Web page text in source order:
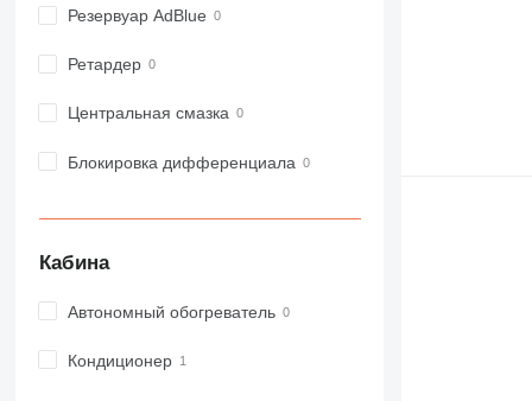
973
988
992
CB
D series
F-series
Резервуар AdBlue
Ретардер
Центральная смазка
Блокировка дифференциала
Кабина
Автономный обогреватель
Кондиционер